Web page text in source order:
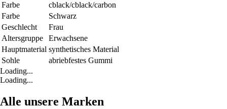
Farbe
cblack/cblack/carbon
Farbe
Schwarz
Geschlecht
Frau
Altersgruppe
Erwachsene
Hauptmaterial synthetisches Material
Sohle
abriebfestes Gummi
Loading...
Loading...
Alle unsere Marken